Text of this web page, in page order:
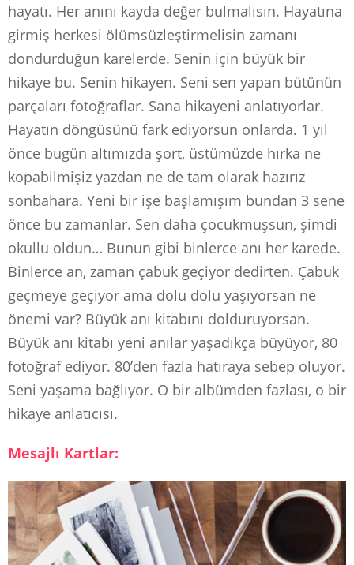
hayatı. Her anını kayda değer bulmalısın. Hayatına
girmiş herkesi ölümsüzleştirmelisin zamanı
dondurduğun karelerde. Senin için büyük bir
hikaye bu. Senin hikayen. Seni sen yapan bütünün
parçaları fotoğraflar. Sana hikayeni anlatıyorlar.
Hayatın döngüsünü fark ediyorsun onlarda. 1 yıl
önce bugün altımızda şort, üstümüzde hırka ne
kopabilmişiz yazdan ne de tam olarak hazırız
sonbahara. Yeni bir işe başlamışım bundan 3 sene
önce bu zamanlar. Sen daha çocukmuşsun, şimdi
okullu oldun… Bunun gibi binlerce anı her karede.
Binlerce an, zaman çabuk geçiyor dedirten. Çabuk
geçmeye geçiyor ama dolu dolu yaşıyorsan ne
önemi var? Büyük anı kitabını dolduruyorsan.
Büyük anı kitabı yeni anılar yaşadıkça büyüyor, 80
fotoğraf ediyor. 80’den fazla hatıraya sebep oluyor.
Seni yaşama bağlıyor. O bir albümden fazlası, o bir
hikaye anlatıcısı.
Mesajlı Kartlar: